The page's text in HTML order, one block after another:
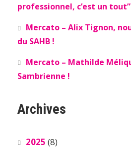
professionnel, c’est un tout”
Mercato – Alix Tignon,
du SAHB !
Mercato – Mathilde
Sambrienne !
Archives
2025 (8)